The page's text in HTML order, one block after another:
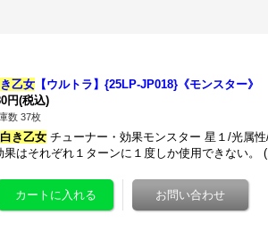
乙女 【ウルトラ】{25LP-JP018}《モンスター》
円(税込)
数 37枚
白き乙女 チューナー・効果モンスター 星１/光属
果はそれぞれ１ターンに１度しか使用できない。